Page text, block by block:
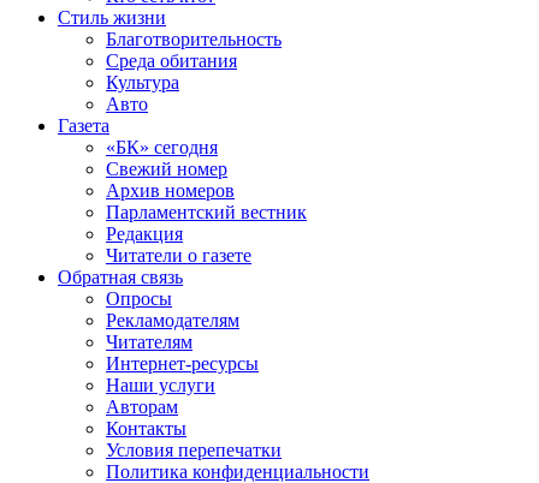
Стиль жизни
Благотворительность
Среда обитания
Культура
Авто
Газета
«БК» сегодня
Свежий номер
Архив номеров
Парламентский вестник
Редакция
Читатели о газете
Обратная связь
Опросы
Рекламодателям
Читателям
Интернет-ресурсы
Наши услуги
Авторам
Контакты
Условия перепечатки
Политика конфиденциальности